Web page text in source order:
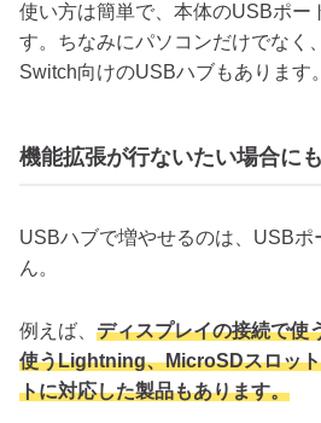
使い方は簡単で、本体のUSBポー
す。ちなみにパソコンだけでなく
Switch向けのUSBハブもあります。
機能拡張が行ないたい場合に
USBハブで増やせるのは、USBポ
ん。
例えば、 ディスプレイの接続で使
使うLightning、MicroSDスロッ
トに対応した製品もあります。